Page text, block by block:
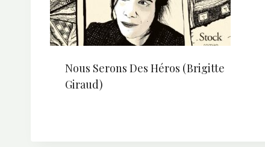
Nous Serons Des Héros (Brigitte
Giraud)